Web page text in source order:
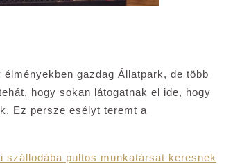
gazdag Állatpark, de több
hogy sokan látogatnak el ide, hogy
Ez persze esélyt teremt a
szállodába pultos munkatársat keresnek